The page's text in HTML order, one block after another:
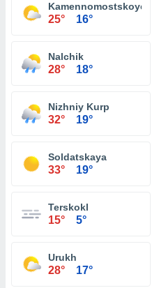
Kamennomostskoye
25° 16°
Nalchik
28° 18°
Nizhniy Kurp
32° 19°
Soldatskaya
33° 19°
Terskokl
15° 5°
Urukh
28° 17°